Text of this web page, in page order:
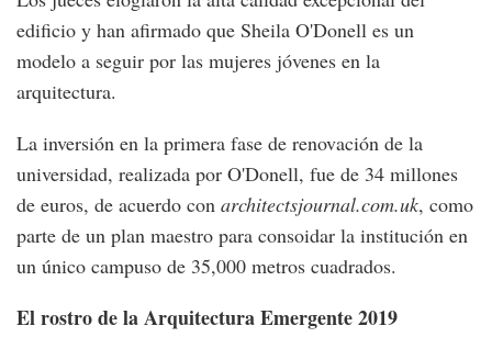
edificio y han afirmado que Sheila O'Donell es un
modelo a seguir por las mujeres jóvenes en la
arquitectura.
La inversión en la primera fase de renovación de la
universidad, realizada por O'Donell, fue de 34 millones
de euros, de acuerdo con architectsjournal.com.uk, como
parte de un plan maestro para consoidar la institución en
un único campuso de 35,000 metros cuadrados.
El rostro de la Arquitectura Emergente 2019